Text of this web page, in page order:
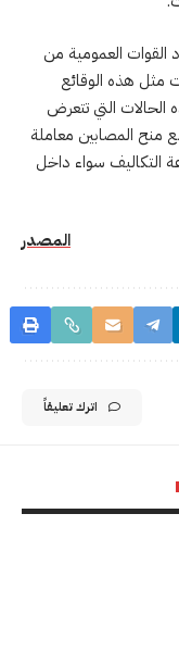
القوات العمومية من
مثل هذه الوقائع
التي تتعرض
منح المصابين معاملة
التكاليف سواء داخل
المصدر
اترك تعليقاً